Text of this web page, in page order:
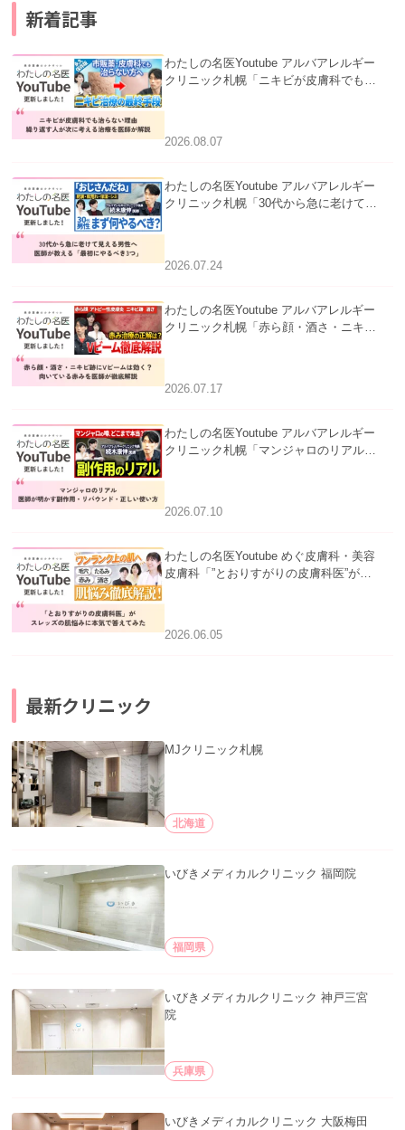
新着記事
わたしの名医Youtube アルバアレルギー
クリニック札幌「ニキビが皮膚科でも治
療を医師が解説」を公開いたしました。
2026.08.07
わたしの名医Youtube アルバアレルギー
クリニック札幌「30代から急に老けて見
べき3つ」」を公開いたしました。
2026.07.24
わたしの名医Youtube アルバアレルギー
クリニック札幌「赤ら顔・酒さ・ニキビ
医師が徹底解説」を公開いたしました。
2026.07.17
わたしの名医Youtube アルバアレルギー
クリニック札幌「マンジャロのリアル｜
い使い方」を公開いたしました。
2026.07.10
わたしの名医Youtube めぐ皮膚科・美容
皮膚科「”とおりすがりの皮膚科医”がス
公開いたしました。
2026.06.05
最新クリニック
MJクリニック札幌
北海道
いびきメディカルクリニック 福岡院
福岡県
いびきメディカルクリニック 神戸三宮
院
兵庫県
いびきメディカルクリニック 大阪梅田